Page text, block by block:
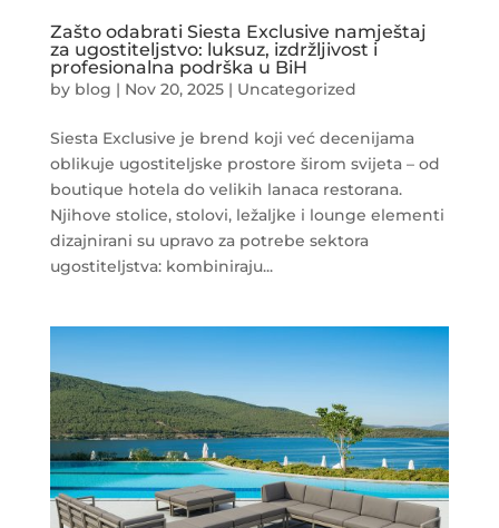
Zašto odabrati Siesta Exclusive namještaj
za ugostiteljstvo: luksuz, izdržljivost i
profesionalna podrška u BiH
by blog | Nov 20, 2025| Uncategorized
Siesta Exclusive je brend koji već decenijama
oblikuje ugostiteljske prostore širom svijeta – od
boutique hotela do velikih lanaca restorana.
Njihove stolice, stolovi, ležaljke i lounge elementi
dizajnirani su upravo za potrebe sektora
ugostiteljstva: kombiniraju...